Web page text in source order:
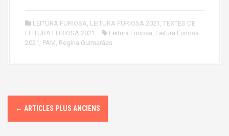
LEITURA FURIOSA, LEITURA FURIOSA 2021 , TEXTES DE
LEITURA FURIOSA 2021
Leitura Furiosa, Leitura Furiosa
2021 , PAM, Regina Guimarães
N
a
← ARTICLES PLUS ANCIENS